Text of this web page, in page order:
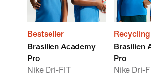
Bestseller
Brasilien Academy
Pro
Nike Dri-FIT
Brasilien
Pro
Nike Dri-